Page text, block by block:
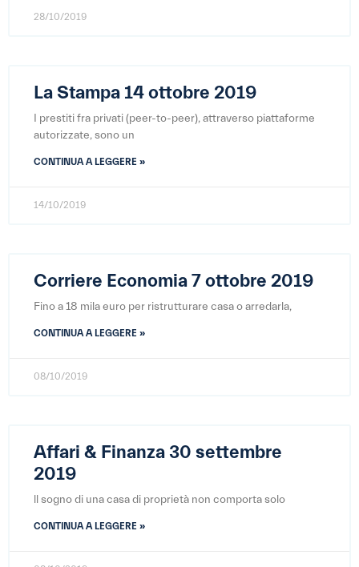
28/10/2019
La Stampa 14 ottobre 2019
I prestiti fra privati (peer-to-peer), attraverso piattaforme
autorizzate, sono un
CONTINUA A LEGGERE »
14/10/2019
Corriere Economia 7 ottobre 2019
Fino a 18 mila euro per ristrutturare casa o arredarla,
CONTINUA A LEGGERE »
08/10/2019
Affari & Finanza 30 settembre
2019
ll sogno di una casa di proprietà non comporta solo
CONTINUA A LEGGERE »